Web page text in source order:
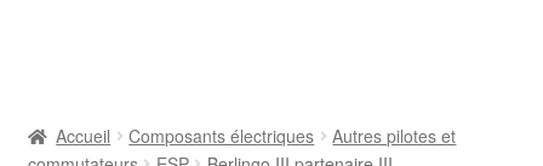
Accueil Composants électriques
Autres pilotes et